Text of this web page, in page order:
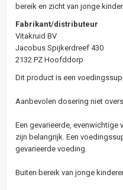
bereik en zicht van jonge
Fabrikant/distributeur
Vitakruid BV
Jacobus Spijkerdreef 430
2132 PZ Hoofddorp
Dit product is een
Aanbevolen dosering niet
Een gevarieerde, evenwichtige
zijn belangrijk. Een
gevarieerde voeding.
Buiten bereik van jonge